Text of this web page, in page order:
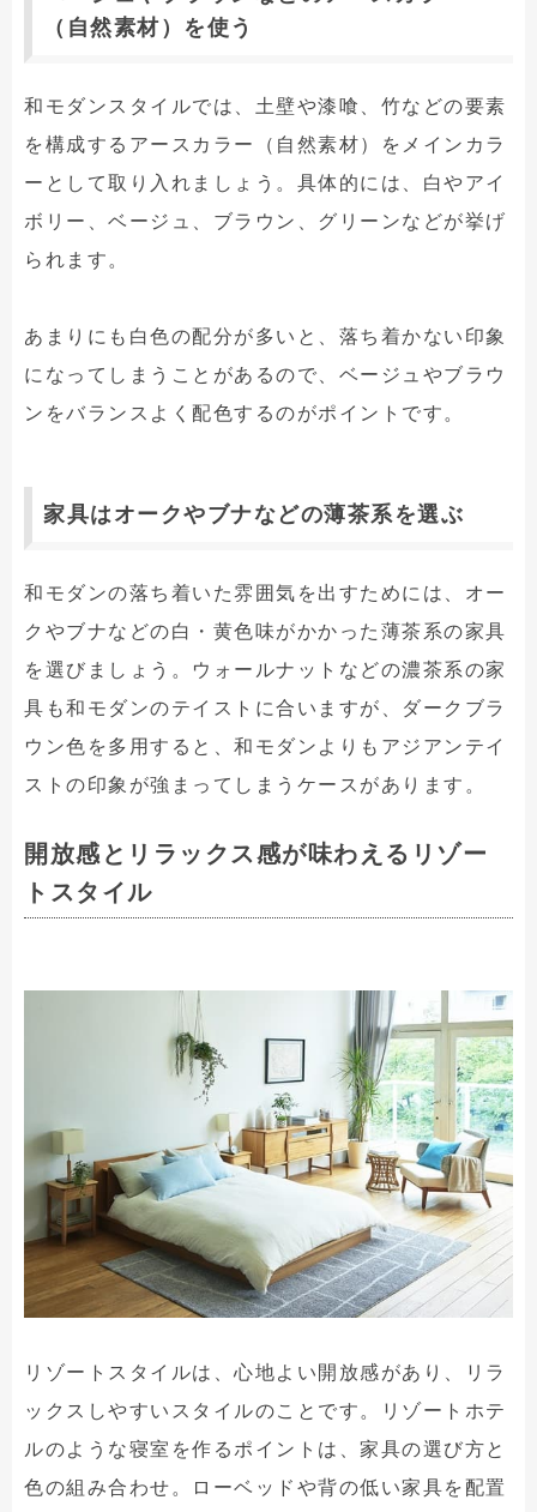
（自然素材）を使う
和モダンスタイルでは、土壁や漆喰、竹などの要素
を構成するアースカラー（自然素材）をメインカラ
ーとして取り入れましょう。具体的には、白やアイ
ボリー、ベージュ、ブラウン、グリーンなどが挙げ
られます。
あまりにも白色の配分が多いと、落ち着かない印象
になってしまうことがあるので、ベージュやブラウ
ンをバランスよく配色するのがポイントです。
家具はオークやブナなどの薄茶系を選ぶ
和モダンの落ち着いた雰囲気を出すためには、オー
クやブナなどの白・黄色味がかかった薄茶系の家具
を選びましょう。ウォールナットなどの濃茶系の家
具も和モダンのテイストに合いますが、ダークブラ
ウン色を多用すると、和モダンよりもアジアンテイ
ストの印象が強まってしまうケースがあります。
開放感とリラックス感が味わえるリゾー
トスタイル
リゾートスタイルは、心地よい開放感があり、リラ
ックスしやすいスタイルのことです。リゾートホテ
ルのような寝室を作るポイントは、家具の選び方と
色の組み合わせ。ローベッドや背の低い家具を配置